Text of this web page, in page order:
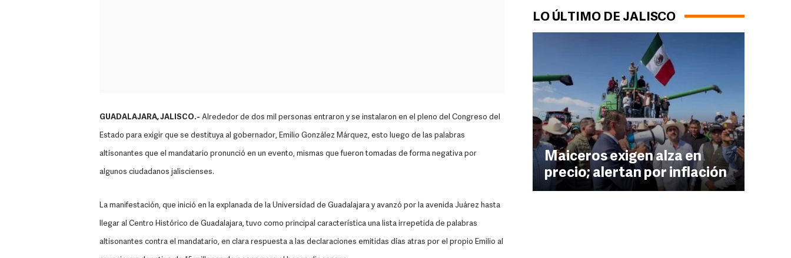
LO ÚLTIMO DE JALISCO
Maiceros exigen alza en
precio; alertan por inflación
GUADALAJARA, JALISCO.- Alrededor de dos mil personas entraron y se instalaron en el pleno del Congreso del
Estado para exigir que se destituya al gobernador, Emilio González Márquez, esto luego de las palabras
altísonantes que el mandatario pronunció en un evento, mismas que fueron tomadas de forma negativa por
algunos ciudadanos jaliscienses.
La manifestación, que inició en la explanada de la Universidad de Guadalajara y avanzó por la avenida Juárez hasta
llegar al Centro Histórico de Guadalajara, tuvo como principal característica una lista irrepetida de palabras
altisonantes contra el mandatario, en clara respuesta a las declaraciones emitidas días atras por el propio Emilio al